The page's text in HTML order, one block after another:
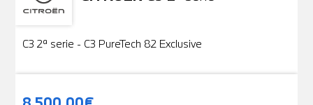
Usato
C3 2ª serie - C3 PureTech 82 Exclusive